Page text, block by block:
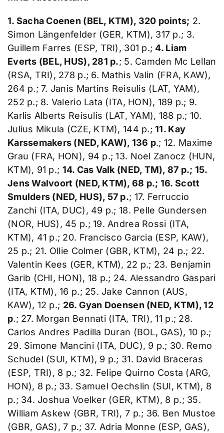
1. Sacha Coenen (BEL, KTM), 320 points; 2.
Simon Längenfelder (GER, KTM), 317 p.; 3.
Guillem Farres (ESP, TRI), 301 p.;4. Liam
Everts (BEL, HUS), 281 p.; 5. Camden Mc Lellan
(RSA, TRI), 278 p.; 6. Mathis Valin (FRA, KAW),
264 p.; 7. Janis Martins Reisulis (LAT, YAM),
252 p.; 8. Valerio Lata (ITA, HON), 189 p.; 9.
Karlis Alberts Reisulis (LAT, YAM), 188 p.; 10.
Julius Mikula (CZE, KTM), 144 p.;11. Kay
Karssemakers (NED, KAW), 136 p.; 12. Maxime
Grau (FRA, HON), 94 p.; 13. Noel Zanocz (HUN,
KTM), 91 p.; 14. Cas Valk (NED, TM), 87 p.; 15.
Jens Walvoort (NED, KTM), 68 p.; 16. Scott
Smulders (NED, HUS), 57 p.; 17. Ferruccio
Zanchi (ITA, DUC), 49 p.; 18. Pelle Gundersen
(NOR, HUS), 45 p.; 19. Andrea Rossi (ITA,
KTM), 41 p.; 20. Francisco Garcia (ESP, KAW),
25 p.; 21. Ollie Colmer (GBR, KTM), 24 p.; 22.
Valentin Kees (GER, KTM), 22 p.; 23. Benjamin
Garib (CHI, HON), 18 p.; 24. Alessandro Gaspari
(ITA, KTM), 16 p.; 25. Jake Cannon (AUS,
KAW), 12 p.; 26. Gyan Doensen (NED, KTM), 12
p.; 27. Morgan Bennati (ITA, TRI), 11 p.; 28.
Carlos Andres Padilla Duran (BOL, GAS), 10 p.;
29. Simone Mancini (ITA, DUC), 9 p.; 30. Remo
Schudel (SUI, KTM), 9 p.; 31. David Braceras
(ESP, TRI), 8 p.; 32. Felipe Quirno Costa (ARG,
HON), 8 p.; 33. Samuel Oechslin (SUI, KTM), 8
p.; 34. Joshua Voelker (GER, KTM), 8 p.; 35.
William Askew (GBR, TRI), 7 p.; 36. Ben Mustoe
(GBR, GAS), 7 p.; 37. Adria Monne (ESP, GAS),